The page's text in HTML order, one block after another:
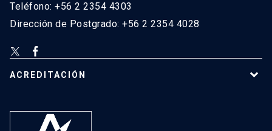
Teléfono: +56 2 2354 4303
Dirección de Postgrado: +56 2 2354 4028
ACREDITACIÓN